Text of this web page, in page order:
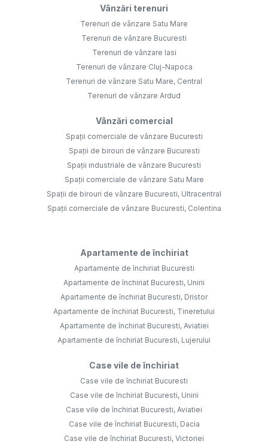
Vânzări terenuri
Terenuri de vânzare Satu Mare
Terenuri de vânzare Bucuresti
Terenuri de vânzare Iasi
Terenuri de vânzare Cluj-Napoca
Terenuri de vânzare Satu Mare, Central
Terenuri de vânzare Ardud
Vânzări comercial
Spații comerciale de vânzare Bucuresti
Spații de birouri de vânzare Bucuresti
Spații industriale de vânzare Bucuresti
Spații comerciale de vânzare Satu Mare
Spații de birouri de vânzare Bucuresti, Ultracentral
Spații comerciale de vânzare Bucuresti, Colentina
Apartamente de închiriat
Apartamente de închiriat Bucuresti
Apartamente de închiriat Bucuresti, Unirii
Apartamente de închiriat Bucuresti, Dristor
Apartamente de închiriat Bucuresti, Tineretului
Apartamente de închiriat Bucuresti, Aviatiei
Apartamente de închiriat Bucuresti, Lujerului
Case vile de închiriat
Case vile de închiriat Bucuresti
Case vile de închiriat Bucuresti, Unirii
Case vile de închiriat Bucuresti, Aviatiei
Case vile de închiriat Bucuresti, Dacia
Case vile de închiriat Bucuresti, Victoriei